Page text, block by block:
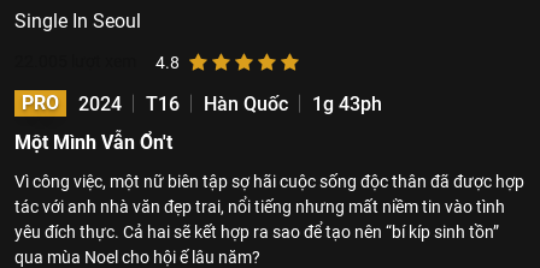
Single In Seoul
4.8
PRO 2024 T16 Hàn Quốc
1g 43ph
Một Mình Vẫn Ổn't
Vì công việc, một nữ biên tập sợ hãi cuộc sống độc thân đã được hợp
tác với anh nhà văn đẹp trai, nổi tiếng nhưng mất niềm tin vào tình
yêu đích thực. Cả hai sẽ kết hợp ra sao để tạo nên “bí kíp sinh tồn”
qua mùa Noel cho hội ế lâu năm?